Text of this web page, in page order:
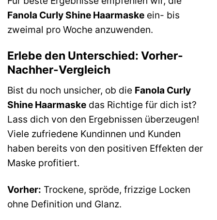
Fanola Curly Shine Haarmaske ein- bis
zweimal pro Woche anzuwenden.
Erlebe den Unterschied: Vorher-
Nachher-Vergleich
Bist du noch unsicher, ob die Fanola Curly
Shine Haarmaske das Richtige für dich ist?
Lass dich von den Ergebnissen überzeugen!
Viele zufriedene Kundinnen und Kunden
haben bereits von den positiven Effekten der
Maske profitiert.
Vorher: Trockene, spröde, frizzige Locken
ohne Definition und Glanz.